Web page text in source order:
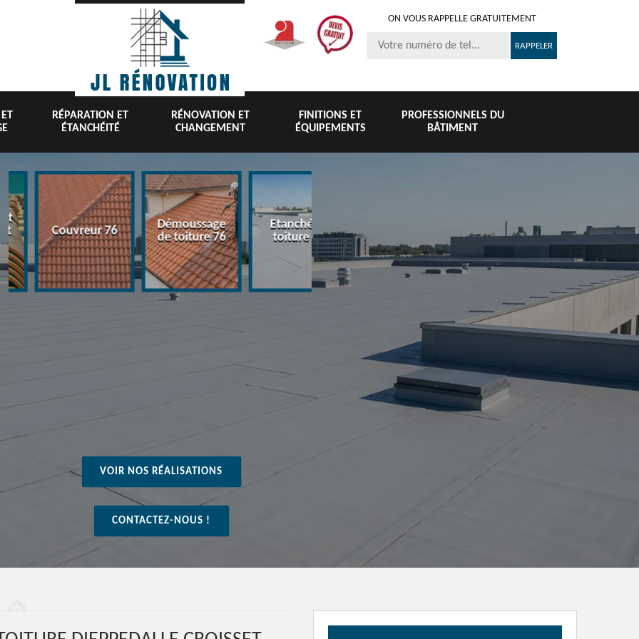
ON VOUS RAPPELLE GRATUITEMENT
RÉPARATION ET
ÉTANCHÉITÉ
RÉNOVATION ET
CHANGEMENT
FINITIONS ET
ÉQUIPEMENTS
PROFESSIONNELS DU
BÂTIMENT
Couvreur 76
Démoussage
de toiture 76
Etanchéité
toiture 76
Nettoyage et
pose de
gouttière 76
tuile et
76
VOIR NOS RÉALISATIONS
CONTACTEZ-NOUS !